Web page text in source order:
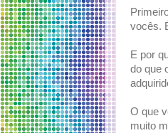
vocês.
E por
do que
O que
muito